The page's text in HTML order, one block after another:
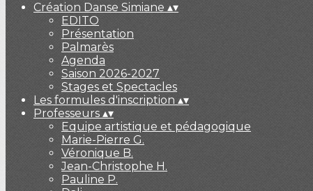
Création Danse Simiane ▴▾
EDITO
Présentation
Palmarès
Agenda
Saison 2026-2027
Stages et Spectacles
Les formules d'inscription ▴▾
Professeurs ▴▾
Equipe artistique et pédagogique
Marie-Pierre G.
Véronique B.
Jean-Christophe H.
Pauline P.